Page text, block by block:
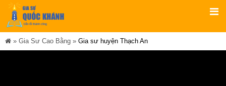
» Gia Sư Cao Bằng » Gia sư huyện Thạch An